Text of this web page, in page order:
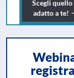
Scegli quello
adatto a te!